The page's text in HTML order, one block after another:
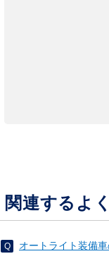
関連するよ
オートライト装備